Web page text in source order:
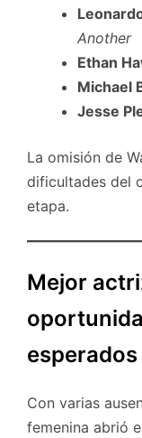
Another
Ethan
Michael
Jesse
La omisión de
dificultades del
etapa.
Mejor
esperados
Con varias
femenina abrió